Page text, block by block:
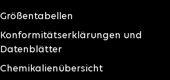
Größentabellen
Konformitätserklärungen und
Datenblätter
Chemikalienübersicht